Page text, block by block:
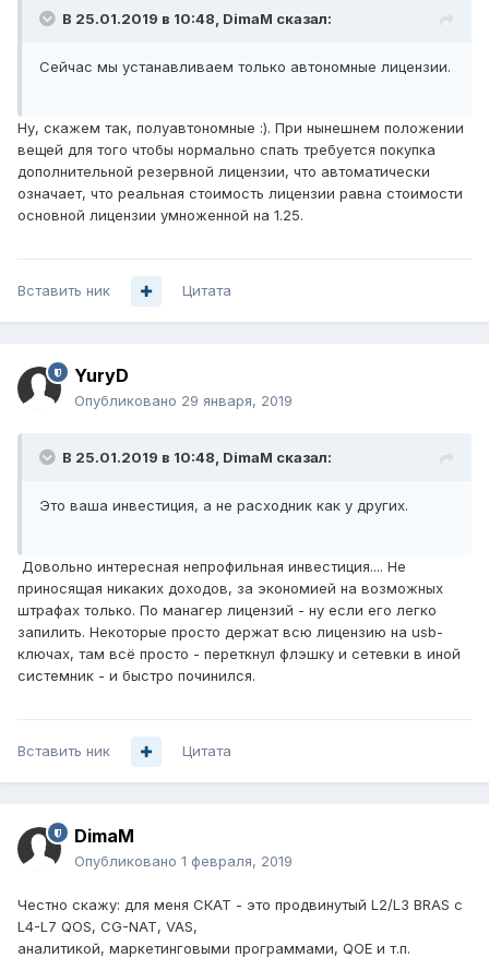
В 25.01.2019 в 10:48, DimaM сказал:
Сейчас мы устанавливаем только автономные лицензии.
Ну, скажем так, полуавтономные :). При нынешнем положении
вещей для того чтобы нормально спать требуется покупка
дополнительной резервной лицензии, что автоматически
означает, что реальная стоимость лицензии равна стоимости
основной лицензии умноженной на 1.25.
Вставить ник Цитата
YuryD
Опубликовано 29 января, 2019
В 25.01.2019 в 10:48, DimaM сказал:
Это ваша инвестиция, а не расходник как у других.
Довольно интересная непрофильная инвестиция.... Не
приносящая никаких доходов, за экономией на возможных
штрафах только. По манагер лицензий - ну если его легко
запилить. Некоторые просто держат всю лицензию на usb-
ключах, там всё просто - переткнул флэшку и сетевки в иной
системник - и быстро починился.
Вставить ник Цитата
DimaM
Опубликовано 1 февраля, 2019
Честно скажу: для меня СКАТ - это продвинутый L2/L3 BRAS c
L4-L7 QOS, CG-NAT, VAS,
аналитикой, маркетинговыми программами, QOE и т.п.